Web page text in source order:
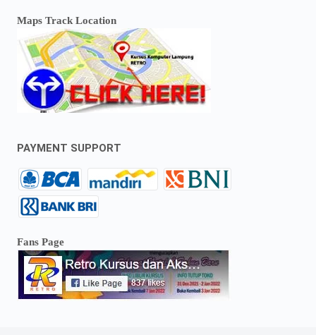
Maps Track Location
PAYMENT SUPPORT
Fans Page